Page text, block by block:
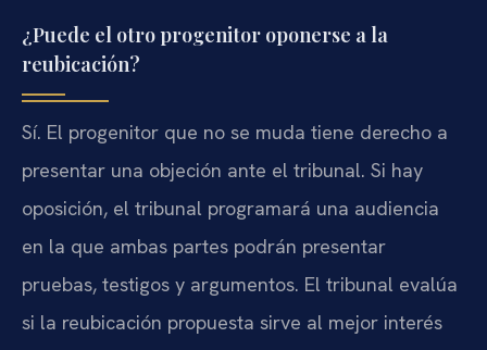
¿Puede el otro progenitor oponerse a la
reubicación?
Sí. El progenitor que no se muda tiene derecho a
presentar una objeción ante el tribunal. Si hay
oposición, el tribunal programará una audiencia
en la que ambas partes podrán presentar
pruebas, testigos y argumentos. El tribunal evalúa
si la reubicación propuesta sirve al mejor interés